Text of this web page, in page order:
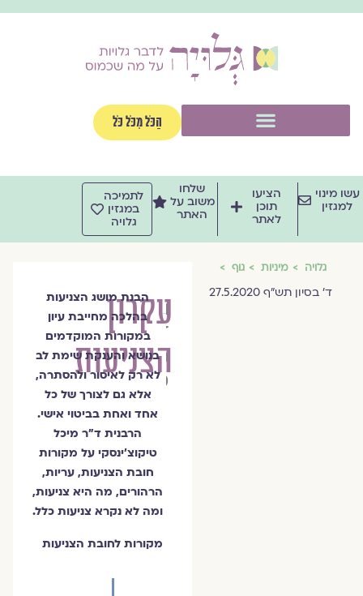
הַכֹּל מִכֹּל כֹּל
מינוי
למגזין
הציעו
תוכן
לאתר
שלחו
משוב על
האתר
לתמיכה
במגזין
גלויה
גלויה מיניות גוף
ד' בסיון תש"ף 27.5.2020
עקרון
הצניעות
הרבנית
ד"ר
מיכל
טיקוצ'ינסקי
הבנת מושג הצניעות
בהלכה מחייבת עיון
במקורות המוקדמים
בנושא והענקת שימת לב
לא רק לאיסור ולהסתרה,
אלא גם לצורך של כל
אחד ואחת בביטוי אישי.
הרבנית ד״ר מיכל
טיקוצ'ינסקי על מקורות
חובת הצניעות, עריות,
הרהורים, מה היא צניעות,
ומה לא נקרא צניעות כלל.
מקורות לחובת הצניעות